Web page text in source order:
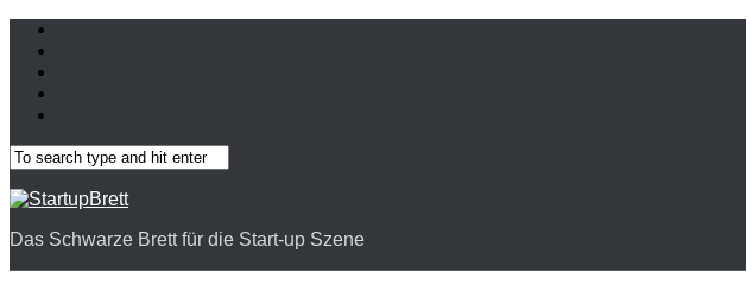
Das Schwarze Brett für die Start-up Szene